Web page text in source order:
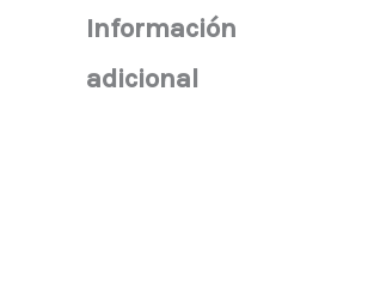
Información
adicional